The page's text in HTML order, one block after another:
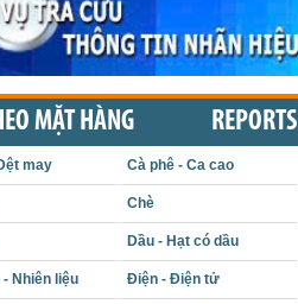
MẶT HÀNG REPORTS
may Cà phê - Ca cao
Chè
Dầu - Hạt có dầu
- Nhiên liệu Điện - Điện tử